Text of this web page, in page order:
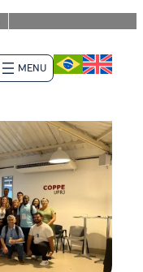
al
contenido